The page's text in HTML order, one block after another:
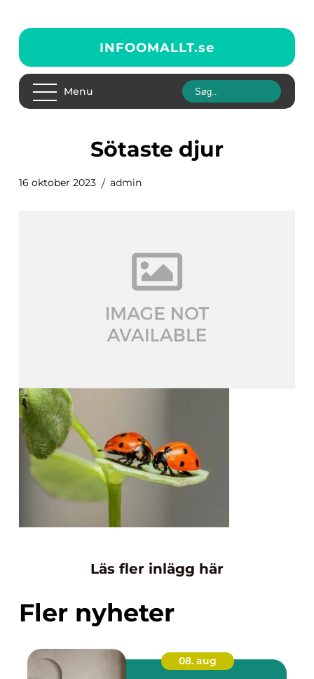
INFOOMALLT.se
Menu
sötaste djur
16 oktober 2023 admin
Läs fler inlägg här
Fler nyheter
08. aug